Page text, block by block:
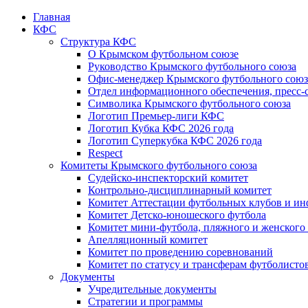
Главная
КФС
Структура КФС
О Крымском футбольном союзе
Руководство Крымского футбольного союза
Офис-менеджер Крымского футбольного
Отдел информационного обеспечения, пресс-
Символика Крымского футбольного союза
Логотип Премьер-лиги КФС
Логотип Кубка КФС 2026 года
Логотип Суперкубка КФС 2026 года
Respect
Комитеты Крымского футбольного союза
Судейско-инспекторский комитет
Контрольно-дисциплинарный комитет
Комитет Аттестации футбольных клубов и
Комитет Детско-юношеского футбола
Комитет мини-футбола, пляжного и женского
Апелляционный комитет
Комитет по проведению соревнований
Комитет по статусу и трансферам
Документы
Учредительные документы
Стратегии и программы